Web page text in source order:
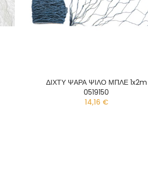
ΔΙΧΤΥ ΨΑΡΑ ΨΙΛΟ ΜΠΛΕ 1x2m
0519150
14,16 €